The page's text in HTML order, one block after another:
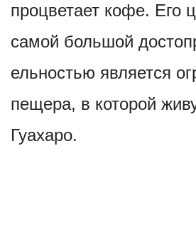
процветает кофе. Его
самой большой
ельностью является
пещера, в которой
Гуахаро.